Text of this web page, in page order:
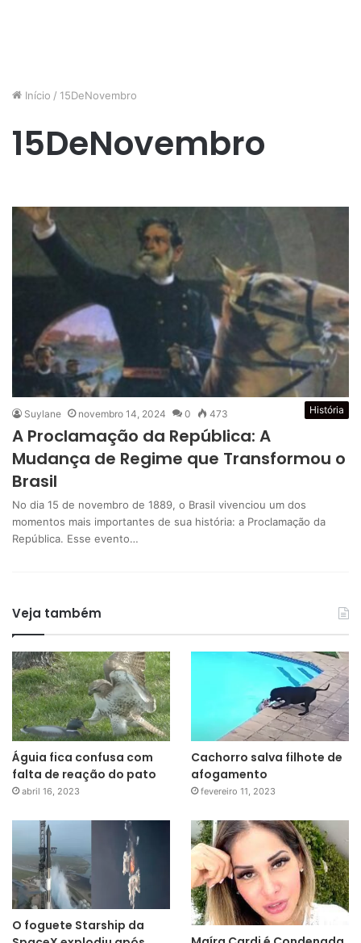
Início / 15DeNovembro
15DeNovembro
História
Suylane novembro 14, 2024 0 473
A Proclamação da República: A
Mudança de Regime que Transformou o
Brasil
No dia 15 de novembro de 1889, o Brasil vivenciou um dos
momentos mais importantes de sua história: a Proclamação da
República. Esse evento…
Veja também
Águia fica confusa com
falta de reação do pato
abril 16, 2023
Cachorro salva filhote de
afogamento
fevereiro 11, 2023
O foguete Starship da